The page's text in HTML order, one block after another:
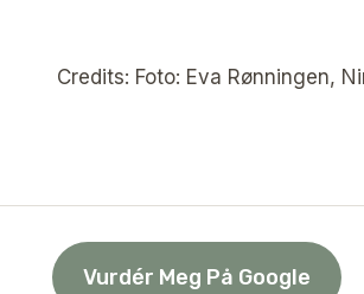
Credits: Foto: Eva Rønningen,
Vurdér Meg På Google